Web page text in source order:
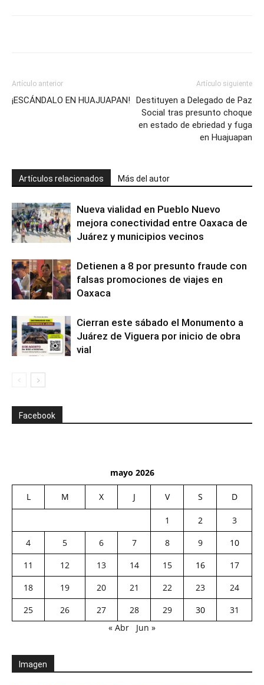
Artículo anterior
¡ESCÁNDALO EN HUAJUAPAN!
Artículo siguiente
Destituyen a Delegado de Paz
Social tras presunto choque
en estado de ebriedad y fuga
en Huajuapan
Artículos relacionados Más del autor
Nueva vialidad en Pueblo Nuevo
mejora conectividad entre Oaxaca de
Juárez y municipios vecinos
Detienen a 8 por presunto fraude con
falsas promociones de viajes en
Oaxaca
Cierran este sábado el Monumento a
Juárez de Viguera por inicio de obra
vial
Facebook
mayo 2026
L M X J V S D
1 2
3
4
5 6 7 8 9
10
11
12 13 14 15 16
17
18
19 20 21 22 23
24
25
26 27 28 29 30
31
« Abr
Jun »
Imagen